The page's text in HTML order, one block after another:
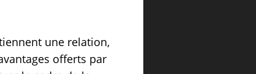
une relation,
offerts par